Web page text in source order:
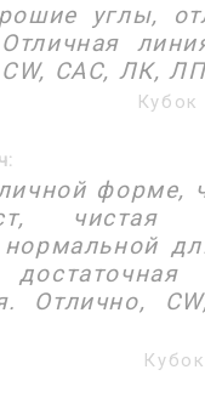
углы,
CAC, ЛК,
форме,
чистая
нормальной
Отлично,